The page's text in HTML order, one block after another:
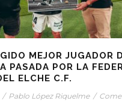
MEJOR JUGADOR
PASADA POR LA
ELCHE C.F.
/ Pablo López Riquelme /